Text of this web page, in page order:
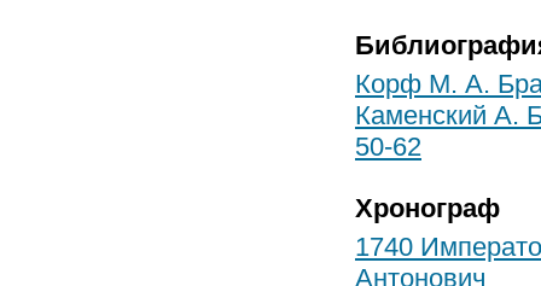
Корф М. А.
Каменский А.
50-62
Хронограф
1740
Антонович